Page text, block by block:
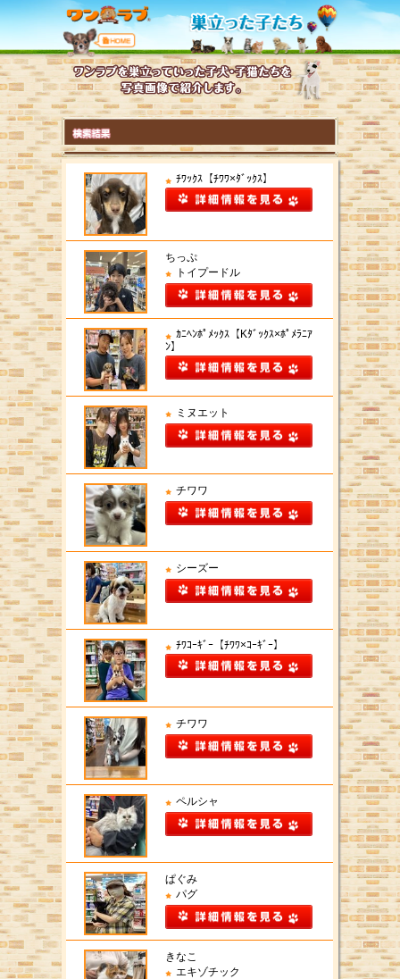
ﾁﾜｯｸｽ【ﾁﾜﾜ×ﾀﾞｯｸｽ】
ちっぷ
トイプードル
ｶﾆﾍﾝﾎﾟﾒｯｸｽ【Kﾀﾞｯｸｽ×ﾎﾟﾒﾗﾆｱ
ﾝ】
ミヌエット
チワワ
シーズー
ﾁﾜｺｰｷﾞｰ【ﾁﾜﾜ×ｺｰｷﾞｰ】
チワワ
ペルシャ
ぱぐみ
パグ
きなこ
エキゾチック